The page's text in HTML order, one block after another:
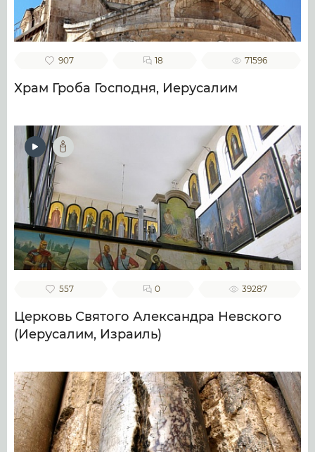
907 18 71596
Храм Гроба Господня, Иерусалим
557 0 39287
Церковь Святого Александра Невского
(Иерусалим, Израиль)